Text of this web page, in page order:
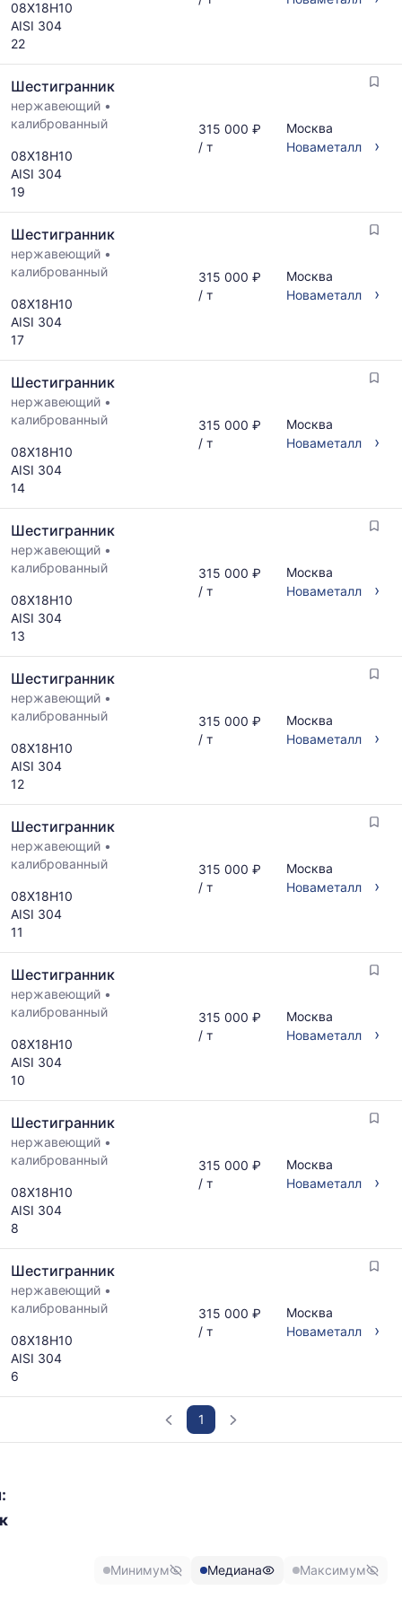
08Х18Н10
AISI 304
22
Шестигранник
нержавеющий •
калиброванный
08Х18Н10
AISI 304
19
315 000 ₽
/ т
Москва
Новаметалл
›
Шестигранник
нержавеющий •
калиброванный
08Х18Н10
AISI 304
17
315 000 ₽
/ т
Москва
Новаметалл
›
Шестигранник
нержавеющий •
калиброванный
08Х18Н10
AISI 304
14
315 000 ₽
/ т
Москва
Новаметалл
›
Шестигранник
нержавеющий •
калиброванный
08Х18Н10
AISI 304
13
315 000 ₽
/ т
Москва
Новаметалл
›
Шестигранник
нержавеющий •
калиброванный
08Х18Н10
AISI 304
12
315 000 ₽
/ т
Москва
Новаметалл
›
Шестигранник
нержавеющий •
калиброванный
08Х18Н10
AISI 304
11
315 000 ₽
/ т
Москва
Новаметалл
›
Шестигранник
нержавеющий •
калиброванный
08Х18Н10
AISI 304
10
315 000 ₽
/ т
Москва
Новаметалл
›
Шестигранник
нержавеющий •
калиброванный
08Х18Н10
AISI 304
8
315 000 ₽
/ т
Москва
Новаметалл
›
Шестигранник
нержавеющий •
калиброванный
08Х18Н10
AISI 304
6
315 000 ₽
/ т
Москва
Новаметалл
›
1
максимальной Минимум Медиана Максимум